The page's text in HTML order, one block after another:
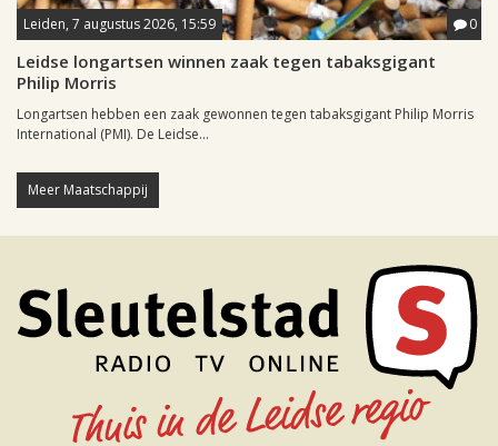
Leiden, 7 augustus 2026, 15:59 0
Leidse longartsen winnen zaak tegen tabaksgigant
Philip Morris
Longartsen hebben een zaak gewonnen tegen tabaksgigant Philip Morris
International (PMI). De Leidse...
Meer Maatschappij